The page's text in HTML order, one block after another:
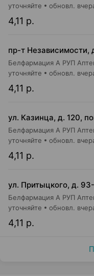
4,11 р.
уточняйте обновл.
пр-т Независимости,
Белфармация А РУП
4,11 р.
уточняйте обновл.
ул. Казинца, д. 120,
Белфармация А РУП
4,11 р.
уточняйте обновл.
ул. Притыцкого, д.
Белфармация А РУП
4,11 р.
уточняйте обновл.